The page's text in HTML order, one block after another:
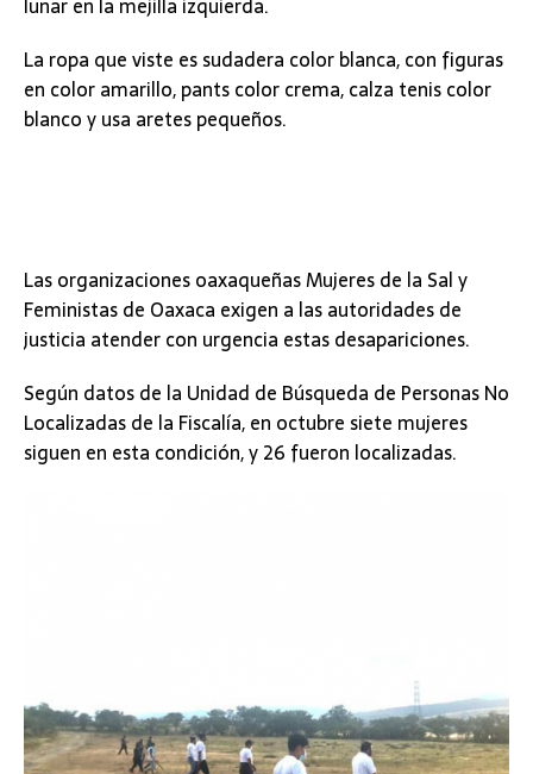
La ropa que viste es sudadera color blanca, con figuras
en color amarillo, pants color crema, calza tenis color
blanco y usa aretes pequeños.
Las organizaciones oaxaqueñas Mujeres de la Sal y
Feministas de Oaxaca exigen a las autoridades de
justicia atender con urgencia estas desapariciones.
Según datos de la Unidad de Búsqueda de Personas No
Localizadas de la Fiscalía, en octubre siete mujeres
siguen en esta condición, y 26 fueron localizadas.